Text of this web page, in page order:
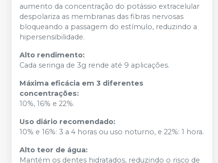
aumento da concentração do potássio extracelular
despolariza as membranas das fibras nervosas
bloqueando a passagem do estímulo, reduzindo a
hipersensibilidade.
Alto rendimento:
Cada seringa de 3g rende até 9 aplicações.
Máxima eficácia em 3 diferentes
concentrações:
10%, 16% e 22%.
Uso diário recomendado:
10% e 16%: 3 a 4 horas ou uso noturno, e 22%: 1 hora.
Alto teor de água:
Mantém os dentes hidratados, reduzindo o risco de